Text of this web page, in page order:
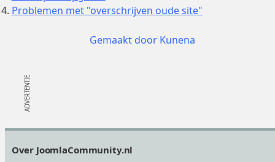
Problemen met "overschrijven oude site"
Gemaakt door Kunena
Over JoomlaCommunity.nl